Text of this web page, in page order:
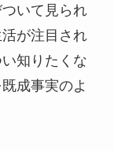
いて見られ
が注目され
知りたくな
成事実のよ